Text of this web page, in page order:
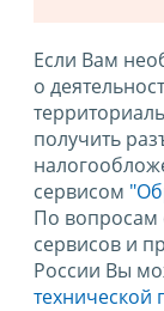
Если Вам
о
получить
сервисом
По вопросам
сервисов и
России Вы
технической